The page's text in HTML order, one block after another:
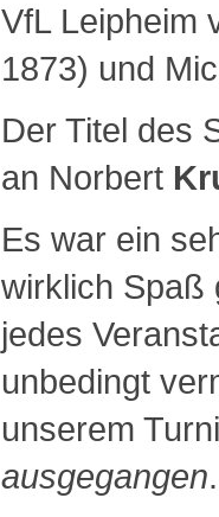
VfL Leipheim
1873) und
Der Titel des
an Norbert
Es war ein
wirklich Spaß
jedes
unbedingt
unserem
ausgegangen